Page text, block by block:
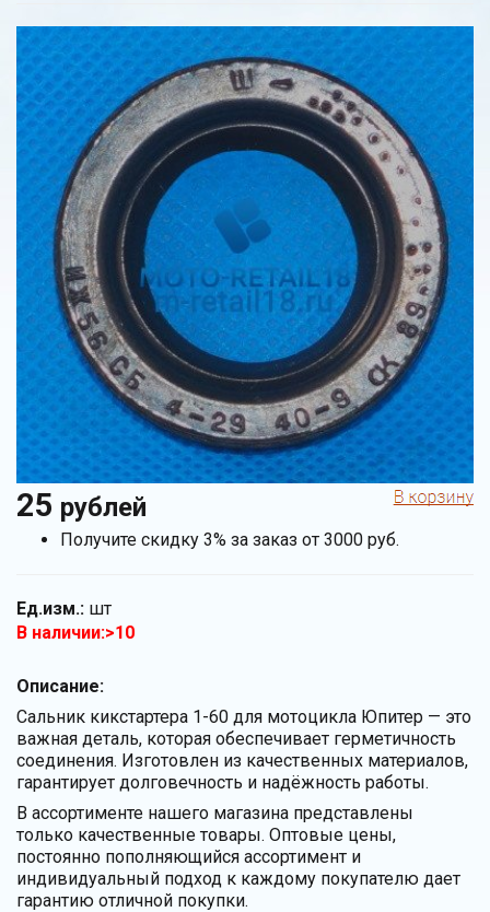
25 рублей
Получите скидку 3% за заказ от 3000 руб.
Ед.изм.: шт
В наличии:>10
Описание:
Сальник кикстартера 1-60 для мотоцикла Юпитер — это
важная деталь, которая обеспечивает герметичность
соединения. Изготовлен из качественных материалов,
гарантирует долговечность и надёжность работы.
В ассортименте нашего магазина представлены
только качественные товары. Оптовые цены,
постоянно пополняющийся ассортимент и
индивидуальный подход к каждому покупателю дает
гарантию отличной покупки.